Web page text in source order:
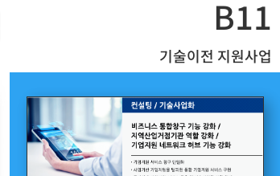
B11
기술이전 지원사업